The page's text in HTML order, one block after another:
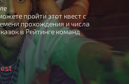
пройти этот квест с
прохождения и числа
в Рейтинге команд